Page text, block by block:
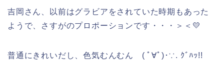
吉岡さん、以前はグラビアをされていた時期もあった
ようで、さすがのプロポーションです・・・＞＜💛
普通にきれいだし、色気むんむん ( ﾟ∀ﾟ)･∵. ｸﾞﾊｯ!!